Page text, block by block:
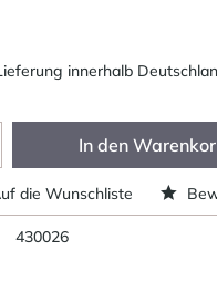
innerhalb
In den
die Wunschliste
430026